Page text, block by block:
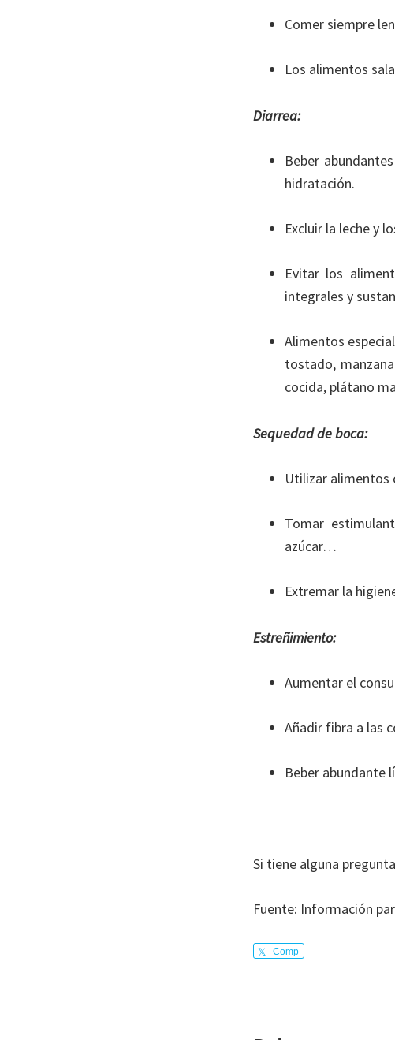
Comer siempre
Los alimentos
Diarrea:
Beber
hidratación.
Excluir la leche y
Evitar los
integrales y
Alimentos
tostado,
cocida, plátano
Sequedad de boca:
Utilizar alimentos
Tomar
azúcar…
Extremar la
Estreñimiento:
Aumentar el
Añadir fibra a las
Beber abundante
Si tiene alguna
Fuente: Información
Comp